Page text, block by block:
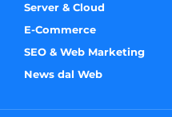
Server & Cloud
E-Commerce
SEO & Web Marketing
News dal Web